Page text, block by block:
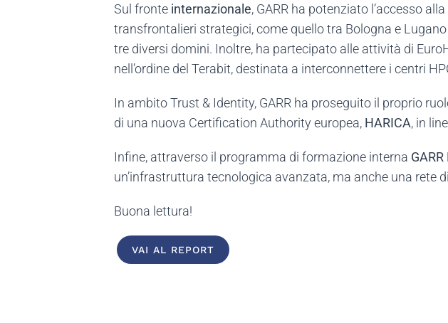
Sul fronte internazionale, GARR ha potenziato l’accesso
transfrontalieri strategici, come quello tra Bologna e
tre diversi domini. Inoltre, ha partecipato alle attività di
nell’ordine del Terabit, destinata a interconnettere i centri
In ambito Trust & Identity, GARR ha proseguito il proprio
di una nuova Certification Authority europea, HARICA, in
Infine, attraverso il programma di formazione interna
un’infrastruttura tecnologica avanzata, ma anche una rete
Buona lettura!
VAI AL REPORT